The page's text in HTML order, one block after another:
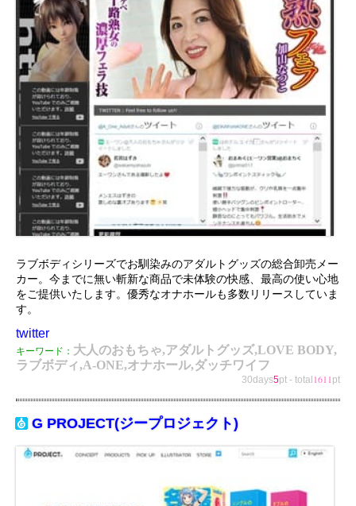
ラブボディシリーズでお馴染みのアダルトグッズの総合卸売メー
カー。今までに無い斬新な商品で未体験の快感、最高の使い心地
をご提供いたします。優秀なオナホールも多数リリースしていま
す。
twitter
キーワード： 大人のおもちゃ,アダルトグッズ,LOVE BODY,
ラブボディ,A-ONE,オナホール,ダッチワイフ
30days5pt - total 1611 pt
G PROJECT(ジープロジェクト)